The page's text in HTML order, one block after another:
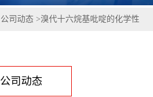
公司动态 >溴代十六烷基吡啶的化学性
公司动态